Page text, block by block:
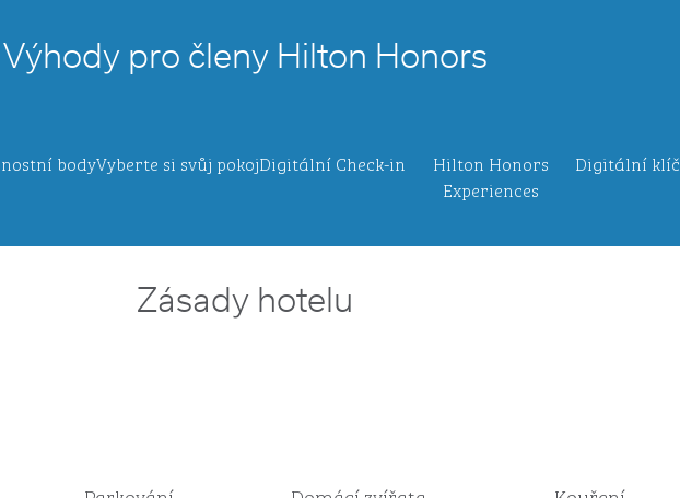
Výhody pro členy Hilton Honors
bodyVyberte si svůj pokojDigitální Check-in
Hilton Honors
Experiences
Digitální klíč
Zásady hotelu